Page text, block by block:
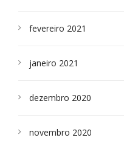
fevereiro 2021
janeiro 2021
dezembro 2020
novembro 2020